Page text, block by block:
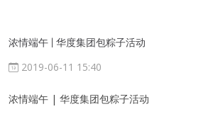
浓情端午 | 华度集团包粽子活动
2019-06-11 15:40
浓情端午 | 华度集团包粽子活动